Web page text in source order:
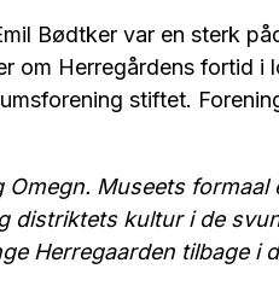
Bødtker var en sterk
om Herregårdens fortid i
stiftet.
Museets formaal
distriktets kultur i de
Herregaarden tilbage i